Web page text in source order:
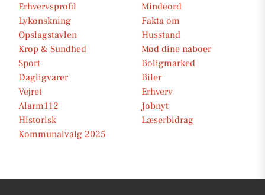
Erhvervsprofil
Mindeord
Lykønskning
Fakta om
Opslagstavlen
Husstand
Krop & Sundhed
Mød dine naboer
Sport
Boligmarked
Dagligvarer
Biler
Vejret
Erhverv
Alarm112
Jobnyt
Historisk
Læserbidrag
Kommunalvalg 2025